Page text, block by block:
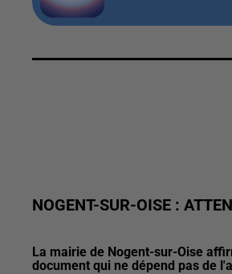
NOGENT-SUR-OISE :
La mairie de Nogent-sur-Oise
document qui ne dépend pas de